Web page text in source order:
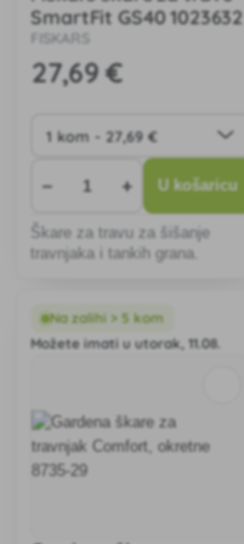
SmartFit GS40 1023632
FISKARS
27,69 €
− + U košaricu
Škare za travu za šišanje
travnjaka i tankih grana.
Na zalihi > 5 kom
Možete imati u utorak, 11.08.